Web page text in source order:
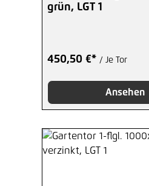
grün, LGT 1
450,50 €* / Je Tor
Ansehen